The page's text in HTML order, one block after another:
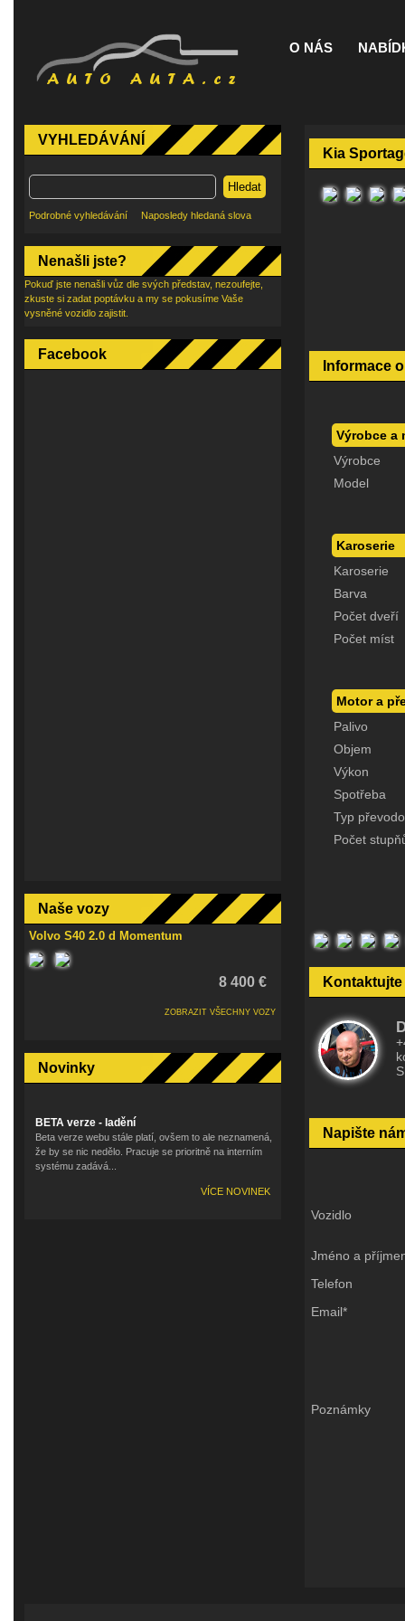
O NÁS
VYHLEDÁVÁNÍ
Hledat
Podrobné vyhledávání Naposledy hledaná slova
Nenašli jste?
Pokuď jste nenašli vůz dle svých představ, nezoufejte,
zkuste si zadat poptávku a my se pokusíme Vaše
vysněné vozidlo zajistit.
Facebook
Naše vozy
Volvo S40 2.0 d Momentum
8 400 €
ZOBRAZIT VŠECHNY VOZY
Novinky
BETA verze - ladění
Beta verze webu stále platí, ovšem to ale neznamená,
že by se nic nedělo. Pracuje se prioritně na interním
systému zadává...
VÍCE NOVINEK
Kia
Informace
Výrobce a
Výrobce
Model
Karoserie
Karoserie
Barva
Počet dveří
Počet míst
Motor a
Palivo
Objem
Výkon
Spotřeba
Typ
Počet
Napište
Vozidlo
Jméno a
Telefon
Email*
Poznámky